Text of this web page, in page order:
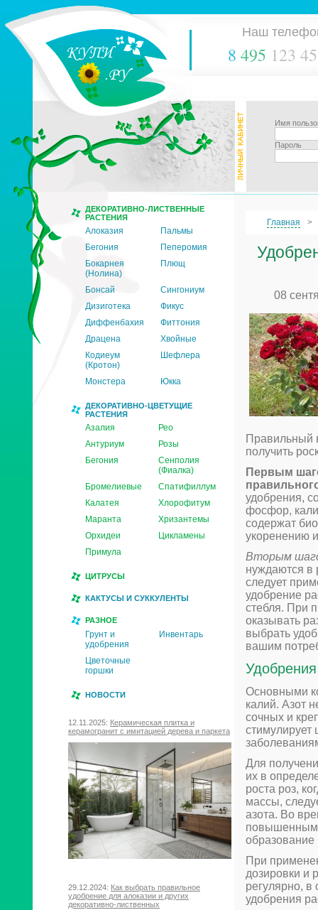
Наш
8 495 123
Имя
Пароль
ДЕКОРАТИВНО-ЛИСТВЕННЫЕ
РАСТЕНИЯ
Алоказия
Пальмы
Бегония
Пеперомия
Бокарнея
(Нолина)
Плющ
Бонсай
Сингониум
Дизиготека
Фикус
Диффенбахия
Фиттония
Драцена
Хвойные
Кодиеум
(Кротон)
Шефлера
Монстера Юкка
ДЕКОРАТИВНО-ЦВЕТУЩИЕ
РАСТЕНИЯ
Азалия
Рео
Антуриум
Розы
Бегония
Сенполия
(Фиалка)
Бромелиевые
Спатифиллум
Калатея
Хлорофитум
Маранта
Хризантемы
Орхидеи
Цикламены
Примула
ЦИТРУСЫ
КАКТУСЫ И СУККУЛЕНТЫ
РАЗНОЕ
Грунт и
удобрения
Инвентарь
Цветочные
горшки
НОВОСТИ
12.11.2025: Керамическая плитка и
керамогранит с имитацией дерева и паркета
29.12.2024: Как выбрать правильное
удобрение для алоказии и других
декоративно-лиственных
Главная
08
Правильный
получить
Первым
удобрения,
фосфор,
содержат
укоренению
Вторым
нуждаются в
следует
удобрение
стебля. При
оказывать
выбрать
вашим
Основными
калий. Азот
сочных и
стимулирует
Для
их в
роста роз,
массы,
азота. Во
повышенным
образование
При
дозировки и
регулярно, в
удобрения